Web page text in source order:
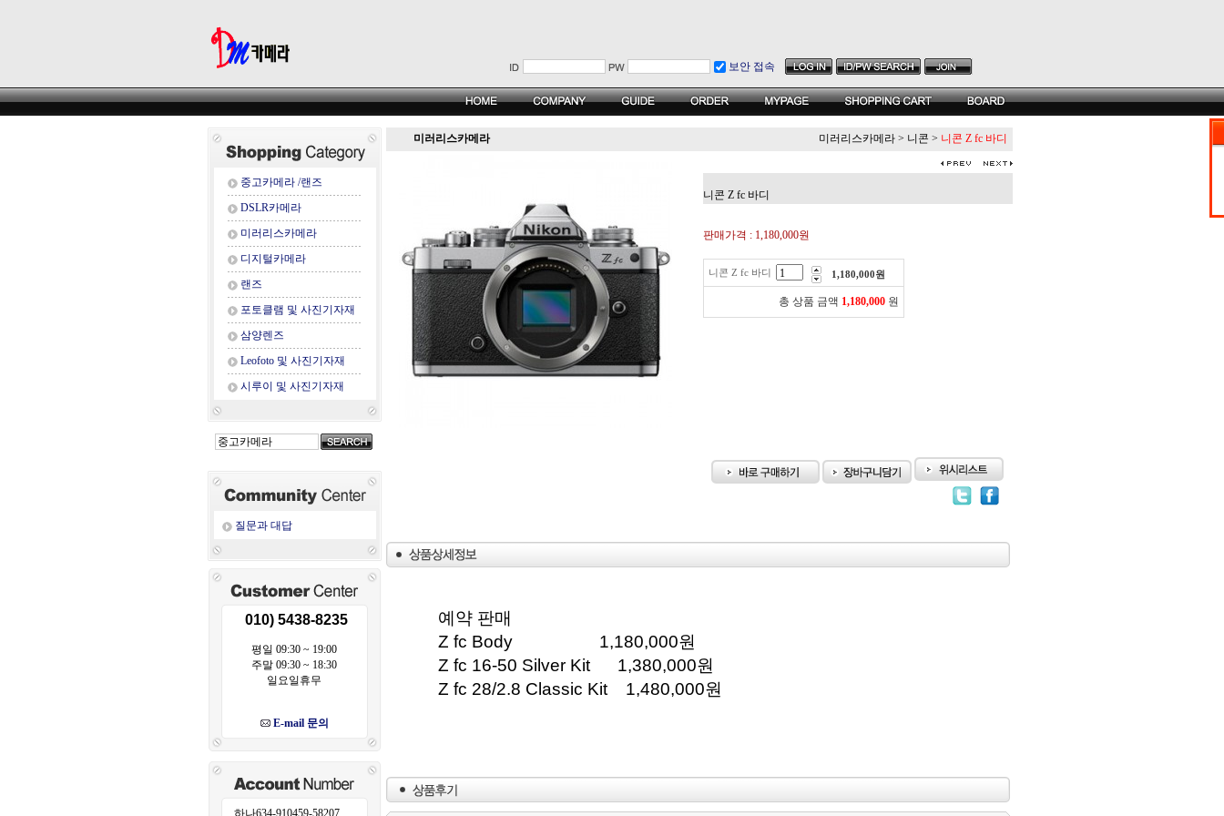
보안 접속
중고카메라 /랜즈
DSLR카메라
미러리스카메라
디지털카메라
랜즈
포토클램 및 사진기자재
삼양렌즈
Leofoto 및 사진기자재
시루이 및 사진기자재
질문과 대답
010) 5438-8235
평일 09:30 ~ 19:00
주말 09:30 ~ 18:30
일요일휴무
E-mail 문의
하나634-910459-58207
미러리스카메라 미러리스카메라 > 니콘 > 니콘 Z fc 바디
니콘 Z fc 바디
판매가격 : 1,180,000원
니콘 Z fc 바디 1,180,000원
총 상품 금액 1,180,000 원
예약 판매
Z fc Body 1,180,000원
Z fc 16-50 Silver Kit 1,380,000원
Z fc 28/2.8 Classic Kit 1,480,000원